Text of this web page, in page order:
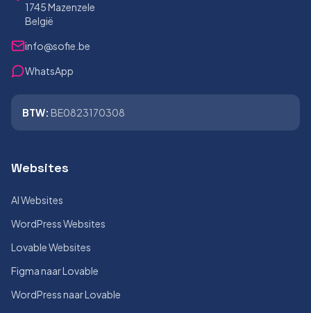
1745 Mazenzele
België
info@sofie.be
WhatsApp
BTW: BE0823170308
Websites
AI Websites
WordPress Websites
Lovable Websites
Figma naar Lovable
WordPress naar Lovable